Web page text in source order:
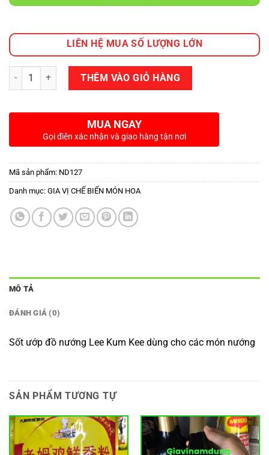
LIÊN HỆ MUA SỐ LƯỢNG LỚN
Số lượng THÊM VÀO GIỎ HÀNG
MUA NGAY
Gọi điện xác nhận và giao hàng tận nơi
Mã sản phẩm: ND127
Danh mục: GIA VỊ CHẾ BIẾN MÓN HOA
MÔ TẢ
ĐÁNH GIÁ (0)
Sốt ướp đồ nướng Lee Kum Kee dùng cho các món nướng
SẢN PHẨM TƯƠNG TỰ